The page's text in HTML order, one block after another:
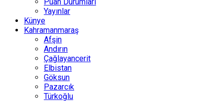
Yayınlar
Künye
Kahramanmaraş
Afşin
Andırın
Çağlayancerit
Elbistan
Göksun
Pazarcık
Türkoğlu